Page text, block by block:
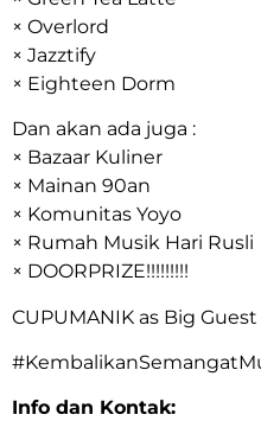
× Overlord
× Jazztify
× Eighteen Dorm
Dan akan ada juga :
× Bazaar Kuliner
× Mainan 90an
× Komunitas Yoyo
× Rumah Musik Hari Rusli
× DOORPRIZE!!!!!!!!!
CUPUMANIK as Big
‪#‎
Info dan Kontak: